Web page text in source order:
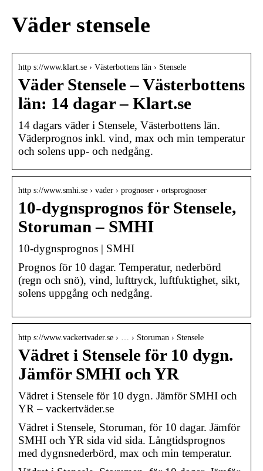
Väder stensele
http s://www.klart.se › Västerbottens län › Stensele
Väder Stensele – Västerbottens
län: 14 dagar – Klart.se
14 dagars väder i Stensele, Västerbottens län.
Väderprognos inkl. vind, max och min temperatur
och solens upp- och nedgång.
http s://www.smhi.se › vader › prognoser › ortsprognoser
10-dygnsprognos för Stensele,
Storuman – SMHI
10-dygnsprognos | SMHI
Prognos för 10 dagar. Temperatur, nederbörd
(regn och snö), vind, lufttryck, luftfuktighet, sikt,
solens uppgång och nedgång.
http s://www.vackertvader.se › … › Storuman › Stensele
Vädret i Stensele för 10 dygn.
Jämför SMHI och YR
Vädret i Stensele för 10 dygn. Jämför SMHI och
YR – vackertväder.se
Vädret i Stensele, Storuman, för 10 dagar. Jämför
SMHI och YR sida vid sida. Långtidsprognos
med dygnsnederbörd, max och min temperatur.